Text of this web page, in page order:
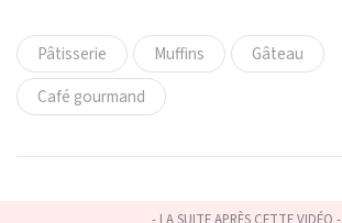
Pâtisserie Muffins
Gâteau
Café gourmand